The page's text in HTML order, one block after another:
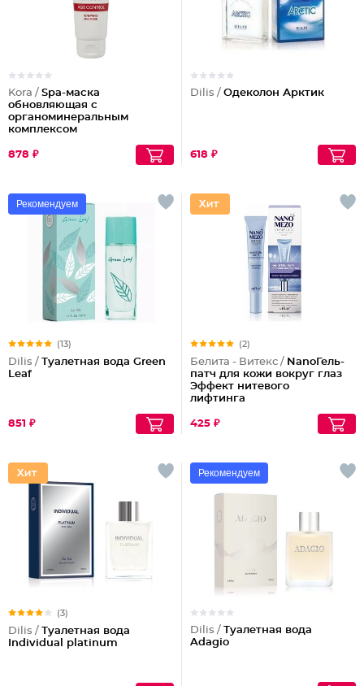
Kora / Spa-маска
обновляющая с
органоминеральным
комплексом
878 ₽
Dilis / Одеколон Арктик
618 ₽
Рекомендуем
(13)
Dilis / Туалетная вода Green
Leaf
851 ₽
(2)
Белита - Витекс / NanoГель-
патч для кожи вокруг глаз
Эффект нитевого
лифтинга
425 ₽
(3)
Dilis / Туалетная вода
Individual platinum
Рекомендуем
Dilis / Туалетная вода
Adagio